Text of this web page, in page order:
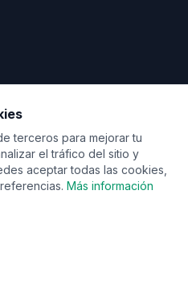
los derechos reservados.
terceros para mejorar tu
el tráfico del sitio y
aceptar todas las cookies,
Más información